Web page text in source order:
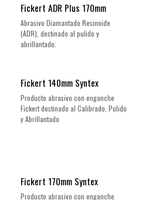
Fickert ADR Plus 170mm
Abrasivo Diamantado Resinoide
(ADR), destinado al pulido y
abrillantado.
Fickert 140mm Syntex
Producto abrasivo con enganche
Fickert destinado al Calibrado, Pulido
y Abrillantado
Fickert 170mm Syntex
Producto abrasivo con enganche